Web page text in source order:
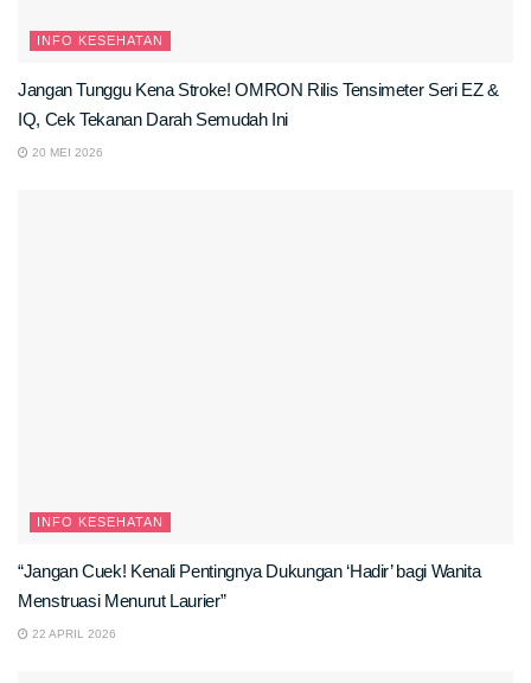
INFO KESEHATAN
Jangan Tunggu Kena Stroke! OMRON Rilis Tensimeter Seri EZ &
IQ, Cek Tekanan Darah Semudah Ini
20 MEI 2026
INFO KESEHATAN
“Jangan Cuek! Kenali Pentingnya Dukungan ‘Hadir’ bagi Wanita
Menstruasi Menurut Laurier”
22 APRIL 2026